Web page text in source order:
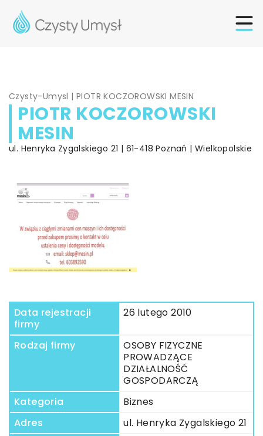
Czysty-Umysl |PIOTR KOCZOROWSKI MESIN
PIOTR KOCZOROWSKI
MESIN
ul. Henryka Zygalskiego 21 | 61-418 Poznań | Wielkopolskie
Data rejestracji
firmy
26 lutego 2010
Rodzaj firmy
OSOBY FIZYCZNE
PROWADZĄCE
DZIAŁALNOŚĆ
GOSPODARCZĄ
Kategoria
Biznes
Adres
ul. Henryka Zygalskiego 21